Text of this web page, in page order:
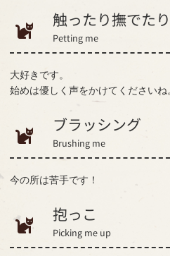
触ったり撫でたり
Petting me
大好きです。
始めは優しく声をかけてくださいね
ブラッシング
Brushing me
今の所は苦手です！
抱っこ
Picking me up